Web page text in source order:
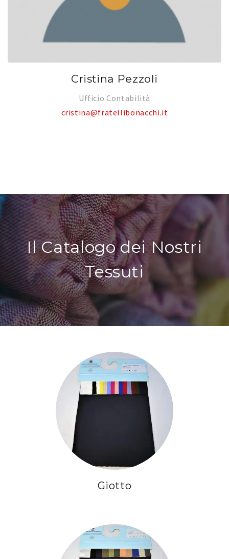
Cristina Pezzoli
Ufficio Contabilità
cristina@fratellibonacchi.it
Il Catalogo dei Nostri
Tessuti
Giotto